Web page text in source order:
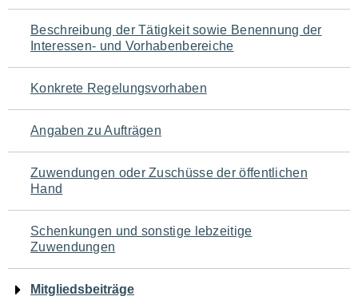
für
den
Seiteninhalt
Beschreibung der Tätigkeit sowie Benennung der
Interessen- und Vorhabenbereiche
Konkrete Regelungsvorhaben
Angaben zu Aufträgen
Zuwendungen oder Zuschüsse der öffentlichen
Hand
Schenkungen und sonstige lebzeitige
Zuwendungen
Mitgliedsbeiträge